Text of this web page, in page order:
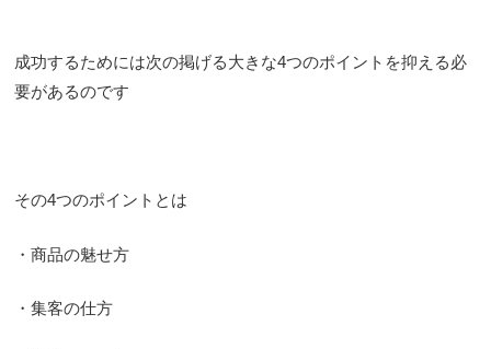
成功するためには次の掲げる大きな4つのポイントを抑える必
要があるのです
その4つのポイントとは
・商品の魅せ方
・集客の仕方